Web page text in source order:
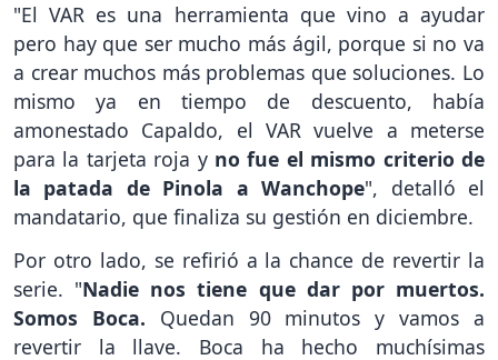
"El VAR es una herramienta que vino a ayudar
pero hay que ser mucho más ágil, porque si no va
a crear muchos más problemas que soluciones. Lo
mismo ya en tiempo de descuento, había
amonestado Capaldo, el VAR vuelve a meterse
para la tarjeta roja y no fue el mismo criterio de
la patada de Pinola a Wanchope", detalló el
mandatario, que finaliza su gestión en diciembre.
Por otro lado, se refirió a la chance de revertir la
serie. "Nadie nos tiene que dar por muertos.
Somos Boca. Quedan 90 minutos y vamos a
revertir la llave. Boca ha hecho muchísimas